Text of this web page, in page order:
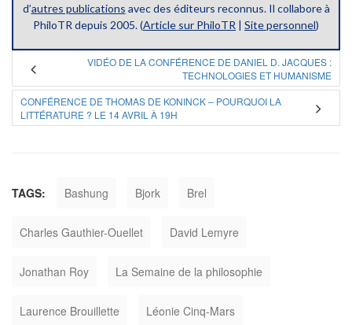
d’autres publications avec des éditeurs reconnus. Il collabore à
PhiloTR depuis 2005. (Article sur PhiloTR | Site personnel)
VIDÉO DE LA CONFÉRENCE DE DANIEL D. JACQUES :
TECHNOLOGIES ET HUMANISME
CONFÉRENCE DE THOMAS DE KONINCK – POURQUOI LA
LITTÉRATURE ? LE 14 AVRIL À 19H
TAGS: Bashung Bjork Brel
Charles Gauthier-Ouellet David Lemyre
Jonathan Roy La Semaine de la philosophie
Laurence Brouillette Léonie Cinq-Mars